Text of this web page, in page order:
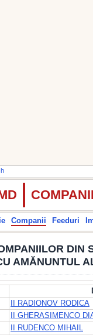
Companii Feeduri
DIN
AMĂNUNTUL
II RADIONOV RODICA
II GHERASIMENCO
II RUDENCO MIHAIL